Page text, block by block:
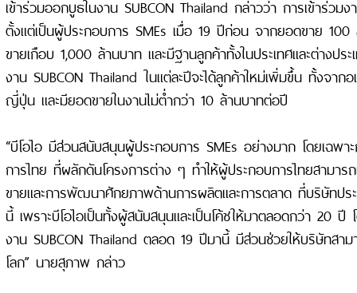
เข้าร่วมออกบูธในงาน SUBCON Thailand กล่าวว่า การเข้าร่วม
ตั้งแต่เป็นผู้ประกอบการ SMEs เมื่อ 19 ปีก่อน จากยอดขาย
ขายเกือบ 1,000 ล้านบาท และมีฐานลูกค้าทั้งในประเทศและต่างปร
งาน SUBCON Thailand ในแต่ละปีจะได้ลูกค้าใหม่เพิ่มขึ้น ทั้งจากอ
ญี่ปุ่น และมียอดขายในงานไม่ต่ำกว่า 10 ล้านบาทต่อปี
“บีโอไอ มีส่วนสนับสนุนผู้ประกอบการ SMEs อย่างมาก โดยเฉพ
การไทย ที่ผลักดันโครงการต่าง ๆ ทำให้ผู้ประกอบการไทยสามาร
ขายและการพัฒนาศักยภาพด้านการผลิตและการตลาด ที่บริษัทปร
นี้ เพราะบีโอไอเป็นทั้งผู้สนับสนุนและเป็นโค้ชให้มาตลอดกว่า 20 ปี
งาน SUBCON Thailand ตลอด 19 ปีมานี้ มีส่วนช่วยให้บริษัทสาม
โลก” นายสุภาพ กล่าว